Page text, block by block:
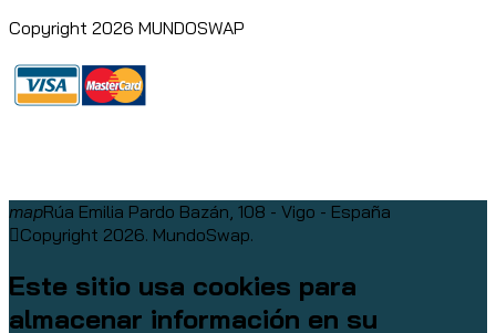
Copyright 2026 MUNDOSWAP
mapRúa Emilia Pardo Bazán, 108 - Vigo - España
Copyright 2026. MundoSwap.
Este sitio usa cookies para
almacenar información en su